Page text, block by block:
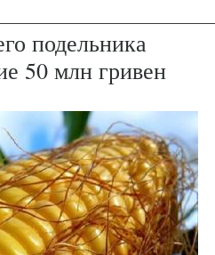
подельника
50 млн гривен